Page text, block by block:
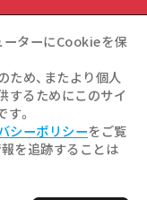
Prefecture /
ーターにCookieを保
め、またより個人
するためにこのサイ
。
シーポリシーをご覧
を追跡することは